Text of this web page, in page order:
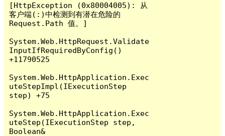
[HttpException (0x80004005): 从
客户端(:)中检测到有潜在危险的
Request.Path 值。]
System.Web.HttpRequest.Validate
InputIfRequiredByConfig()
+11790525
System.Web.HttpApplication.Exec
uteStepImpl(IExecutionStep
step) +75
System.Web.HttpApplication.Exec
uteStep(IExecutionStep step,
Boolean&